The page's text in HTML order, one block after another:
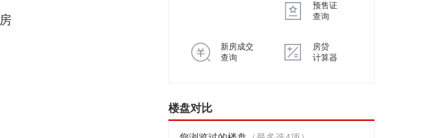
预售证
查询
新房成交
查询
房贷
计算器
楼盘对比